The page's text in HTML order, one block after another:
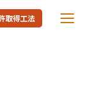
取得工法